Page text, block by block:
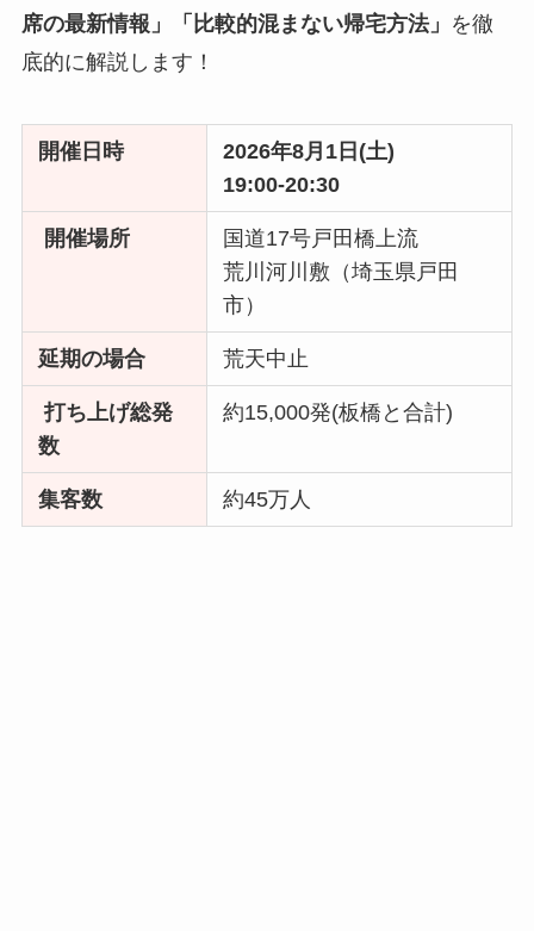
席の最新情報」「比較的混まない帰宅方法」 を徹
底的に解説します！
開催日時
2026年8月1日(土)
19:00-20:30
開催場所
国道17号戸田橋上流
荒川河川敷（埼玉県戸田
市）
延期の場合 荒天中止
打ち上げ総発
数
約15,000発(板橋と合計)
集客数 約45万人